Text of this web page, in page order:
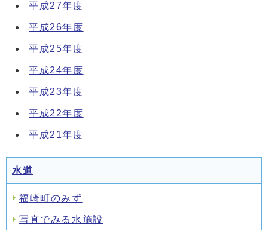
平成27年度
平成26年度
平成25年度
平成24年度
平成23年度
平成22年度
平成21年度
水道
福崎町のみず
写真でみる水施設